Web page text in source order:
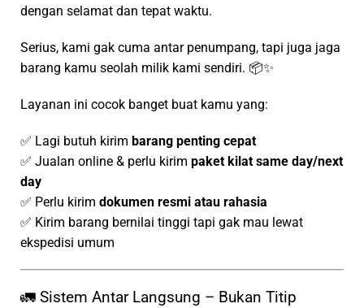
dengan selamat dan tepat waktu.
Serius, kami gak cuma antar penumpang, tapi juga jaga
barang kamu seolah milik kami sendiri. 📦✨
Layanan ini cocok banget buat kamu yang:
✅ Lagi butuh kirim barang penting cepat
✅ Jualan online & perlu kirim paket kilat same day/next
day
✅ Perlu kirim dokumen resmi atau rahasia
✅ Kirim barang bernilai tinggi tapi gak mau lewat
ekspedisi umum
🚛 Sistem Antar Langsung – Bukan Titip